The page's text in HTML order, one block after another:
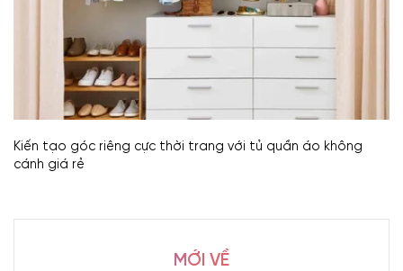
Kiến tạo góc riêng cực thời trang với tủ quần áo không
cánh giá rẻ
MỚI VỀ